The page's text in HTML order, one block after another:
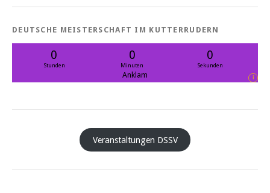
DEUTSCHE MEISTERSCHAFT IM KUTTERRUDERN
0
Stunden
0
Minuten
0
Sekunden
Anklam i
Veranstaltungen DSSV